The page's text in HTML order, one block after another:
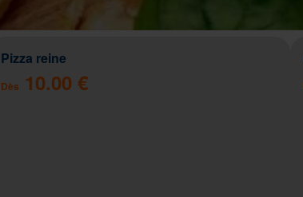
Pizza reine
Dès 10.00 €